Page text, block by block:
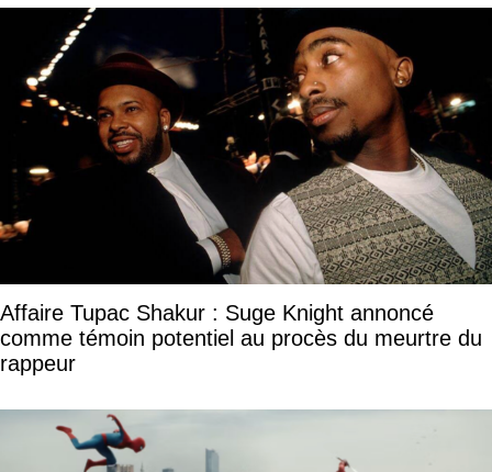
Affaire Tupac Shakur : Suge Knight annoncé
comme témoin potentiel au procès du meurtre du
rappeur